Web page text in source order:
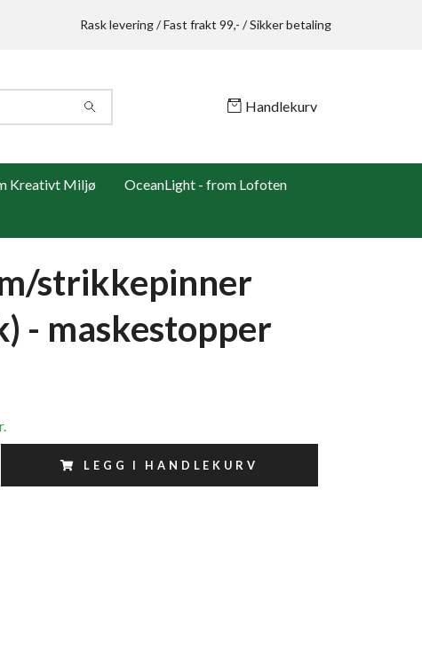
Rask levering / Fast frakt 99,- / Sikker betaling
Handlekurv
Kreativt Miljø
OceanLight - from Lofoten
strikkepinner
- maskestopper
LEGG I HANDLEKURV